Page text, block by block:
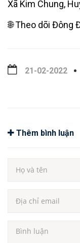
Xã Kim Chung,
🌐 Theo dõi Đông
21-02-2022
Thêm bình luận